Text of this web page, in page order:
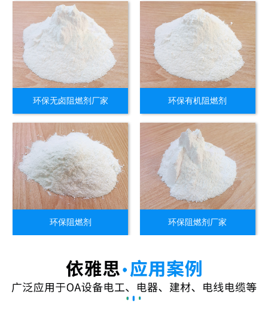
环保无卤阻燃剂厂家 环保有机阻燃剂
环保阻燃剂 环保阻燃剂厂家